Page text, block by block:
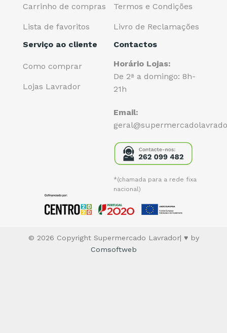
Carrinho de compras
Lista de favoritos
Termos e Condições
Livro de Reclamações
Serviço ao cliente
Como comprar
Lojas Lavrador
Contactos
Horário Lojas:
De 2ª a domingo: 8h-
21h
Email:
*(chamada para a rede fixa
nacional)
© 2026 Copyright Supermercado Lavrador| ♥ by
Comsoftweb